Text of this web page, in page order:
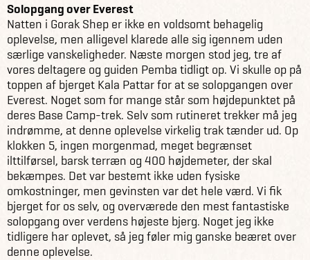
Solopgang over Everest
Natten i Gorak Shep er ikke en voldsomt behagelig
oplevelse, men alligevel klarede alle sig igennem uden
særlige vanskeligheder. Næste morgen stod jeg, tre af
vores deltagere og guiden Pemba tidligt op. Vi skulle op på
toppen af bjerget Kala Pattar for at se solopgangen over
Everest. Noget som for mange står som højdepunktet på
deres Base Camp-trek. Selv som rutineret trekker må jeg
indrømme, at denne oplevelse virkelig trak tænder ud. Op
klokken 5, ingen morgenmad, meget begrænset
ilttilførsel, barsk terræn og 400 højdemeter, der skal
bekæmpes. Det var bestemt ikke uden fysiske
omkostninger, men gevinsten var det hele værd. Vi fik
bjerget for os selv, og overværede den mest fantastiske
solopgang over verdens højeste bjerg. Noget jeg ikke
tidligere har oplevet, så jeg føler mig ganske beæret over
denne oplevelse.